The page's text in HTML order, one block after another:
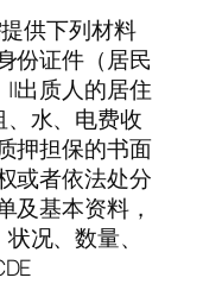
供下列材料
份证件（居民
出质人的居住
水、电费收
押担保的书面
或者依法处分
及基本资料，
况、数量、